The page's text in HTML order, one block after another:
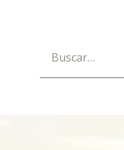
Búsqueda para: